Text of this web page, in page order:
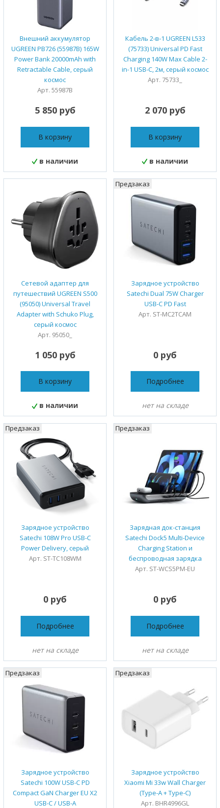
Внешний аккумулятор
UGREEN PB726 (55987B) 165W
Power Bank 20000mAh with
Retractable Cable, серый
космос
Арт. 55987B
5 850 руб
В корзину
в наличии
Кабель 2-в-1 UGREEN L533
(75733) Universal PD Fast
Charging 140W Max Cable 2-
in-1 USB-C, 2м, серый космос
Арт. 75733_
2 070 руб
В корзину
в наличии
Сетевой адаптер для
путешествий UGREEN S500
(95050) Universal Travel
Adapter with Schuko Plug,
серый космос
Арт. 95050_
1 050 руб
В корзину
в наличии
Зарядное устройство
Satechi Dual 75W Charger
USB-C PD Fast
Арт. ST-MC2TCAM
Предзаказ
0 руб
Подробнее
нет на складе
Зарядное устройство
Satechi 108W Pro USB-C
Power Delivery, серый
Арт. ST-TC108WM
Предзаказ
0 руб
Подробнее
нет на складе
Зарядная док-станция
Satechi Dock5 Multi-Device
Charging Station и
беспроводная зарядка
Арт. ST-WCS5PM-EU
Предзаказ
0 руб
Подробнее
нет на складе
Зарядное устройство
Satechi 100W USB-C PD
Compact GaN Charger EU X2
USB-C / USB-A
Предзаказ
Зарядное устройство
Xiaomi Mi 33w Wall Charger
(Type-A + Type-C)
Арт. BHR4996GL
Предзаказ